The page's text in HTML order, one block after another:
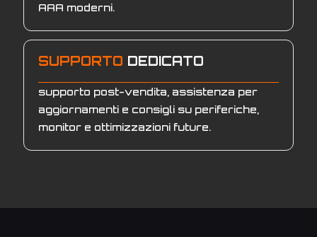
AAA moderni.
SUPPORTO DEDICATO
supporto post-vendita, assistenza per
aggiornamenti e consigli su periferiche,
monitor e ottimizzazioni future.